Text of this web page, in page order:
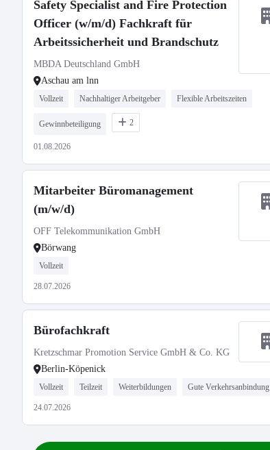
Safety Specialist and Fire Protection
Officer (w/m/d) Fachkraft für
Arbeitssicherheit und Brandschutz
MBDA Deutschland GmbH
Aschau am lnn
Vollzeit Nachhaltiger Arbeitgeber Flexible Arbeitszeiten
Gewinnbeteiligung 2
01.08.2026
Mitarbeiter Büromanagement
(m/w/d)
OFF Telekommunikation GmbH
Börwang
Vollzeit
28.07.2026
Bürofachkraft
Kretzschmar Promotion Service GmbH & Co. KG
Berlin-Köpenick
Vollzeit Teilzeit Weiterbildungen Gute Verkehrsanbindung
24.07.2026